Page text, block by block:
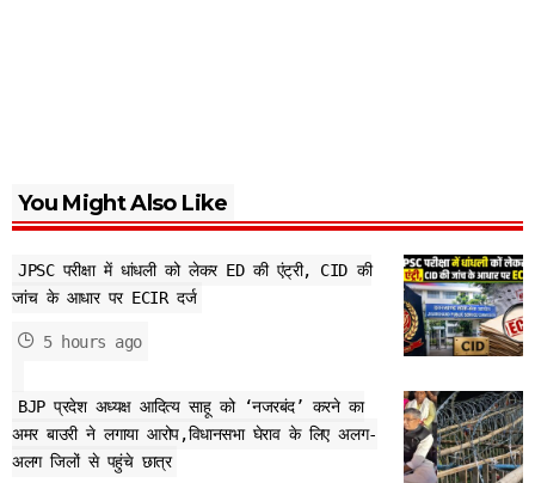
You Might Also Like
JPSC परीक्षा में धांधली को लेकर ED की एंट्री, CID की
जांच के आधार पर ECIR दर्ज
5 hours ago
BJP प्रदेश अध्यक्ष आदित्य साहू को ‘नजरबंद’ करने का
अमर बाउरी ने लगाया आरोप,विधानसभा घेराव के लिए अलग-
अलग जिलों से पहुंचे छात्र